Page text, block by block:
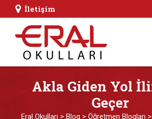
İletişim
Akla Giden Yol
Geçer
Eral Okulları> Blog > Öğretmen Blogları >